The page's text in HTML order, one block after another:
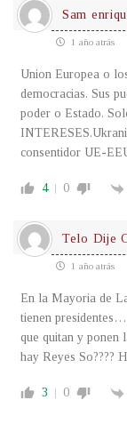
Sam
1 año atrás
Union Europea o
democracias. Sus
poder o Estado.
consentidor UE-
4 0
Telo Dije
1 año atrás
En la Mayoria de
tienen
que quitan y ponen
hay Reyes So????
3 0